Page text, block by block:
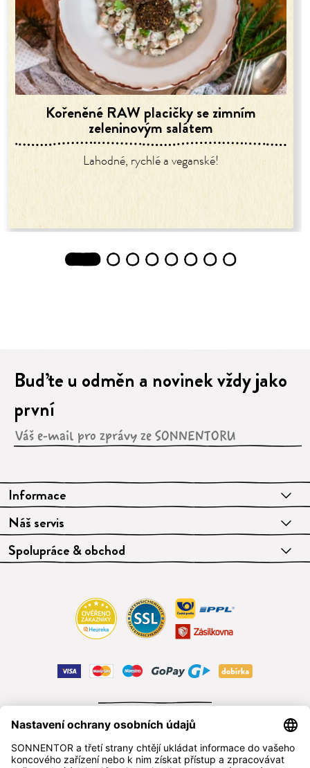
Kořeněné RAW placičky se zimním
zeleninovým salátem
Lahodné, rychlé a veganské!
1 2 3 4 5 6 7 8
Informace
Náš servis
Spolupráce & obchod
Buďte u odměn a novinek vždy jako
první
čeština